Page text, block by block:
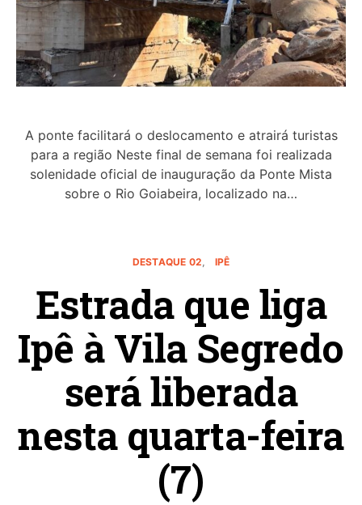
A ponte facilitará o deslocamento e atrairá turistas
para a região Neste final de semana foi realizada
solenidade oficial de inauguração da Ponte Mista
sobre o Rio Goiabeira, localizado na…
DESTAQUE 02 IPÊ
Estrada que liga
Ipê à Vila Segredo
será liberada
nesta quarta-feira
(7)